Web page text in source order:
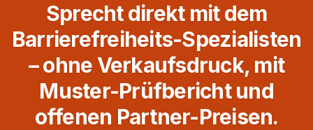
Sprecht direkt mit dem
Barrierefreiheits-Spezialisten
– ohne Verkaufsdruck, mit
Muster-Prüfbericht und
offenen Partner-Preisen.